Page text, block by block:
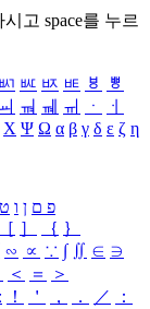
고 space를 누르
ㅴ ㅵ ㅶ ㅷ ㅸ
ㅹ
ㆉ ㆊ ㆋ ㆌ ㆍ
ㆎ
Χ Ψ Ω α β γ δ ε ζ η
פ ם ן ו ט
［ ］ ｛ ｝
∽ ∝ ∵ ∫ ∬ ∈ ∋
＜ ＝
＞
ː ！ ＇ ， ． ／
：